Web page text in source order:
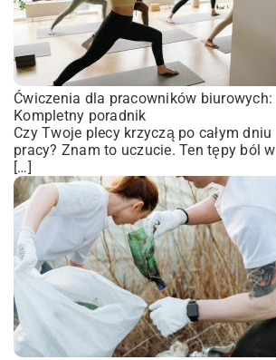
Ćwiczenia dla pracowników biurowych:
Kompletny poradnik
Czy Twoje plecy krzyczą po całym dniu
pracy? Znam to uczucie. Ten tępy ból w
[…]